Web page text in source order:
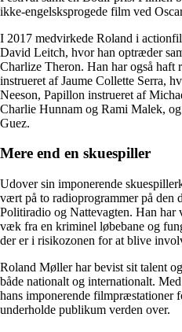
ikke-engelsksprogede film ved
I 2017 medvirkede Roland i
David Leitch, hvor han optræder
Charlize Theron. Han har også
instrueret af Jaume Collette Serra,
Neeson, Papillon instrueret af
Charlie Hunnam og Rami Malek,
Guez.
Mere end en skuespiller
Udover sin imponerende
vært på to radioprogrammer på den
Politiradio og Nattevagten. Han har
væk fra en kriminel løbebane og
der er i risikozonen for at blive
Roland Møller har bevist sit talent
både nationalt og internationalt.
hans imponerende filmpræstationer
underholde publikum verden over.